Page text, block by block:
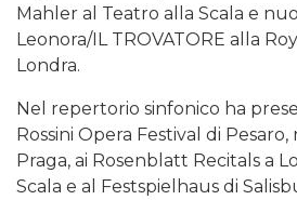
Mahler al Teatro alla Scala e
Leonora/IL TROVATORE alla
Londra.
Nel repertorio sinfonico ha
Rossini Opera Festival di
Praga, ai Rosenblatt Recitals a
Scala e al Festspielhaus di